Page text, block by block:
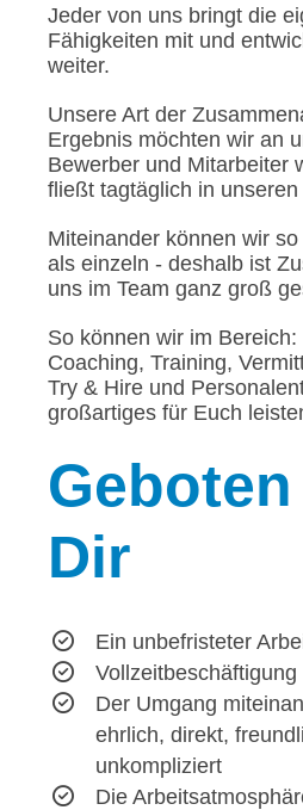
Jeder von uns bringt die
Fähigkeiten mit und
weiter.
Unsere Art der
Ergebnis möchten wir an
Bewerber und Mitarbeiter
fließt tagtäglich in
Miteinander können wir
als einzeln - deshalb ist
uns im Team ganz groß
So können wir im Bereich:
Coaching, Training,
Try & Hire und
großartiges für Euch
Geboten
Dir
Ein unbefristeter
Vollzeitbeschäftigung
Der Umgang
ehrlich, direkt,
unkompliziert
Die